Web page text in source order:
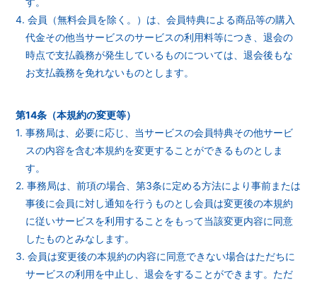
4. 会員（無料会員を除く。）は、会員特典による商品等の購入
代金その他当サービスのサービスの利用料等につき、退会の
時点で支払義務が発生しているものについては、退会後もな
お支払義務を免れないものとします。
第14条（本規約の変更等）
1. 事務局は、必要に応じ、当サービスの会員特典その他サービ
スの内容を含む本規約を変更することができるものとしま
す。
2. 事務局は、前項の場合、第3条に定める方法により事前または
事後に会員に対し通知を行うものとし会員は変更後の本規約
に従いサービスを利用することをもって当該変更内容に同意
したものとみなします。
3. 会員は変更後の本規約の内容に同意できない場合はただちに
サービスの利用を中止し、退会をすることができます。ただ